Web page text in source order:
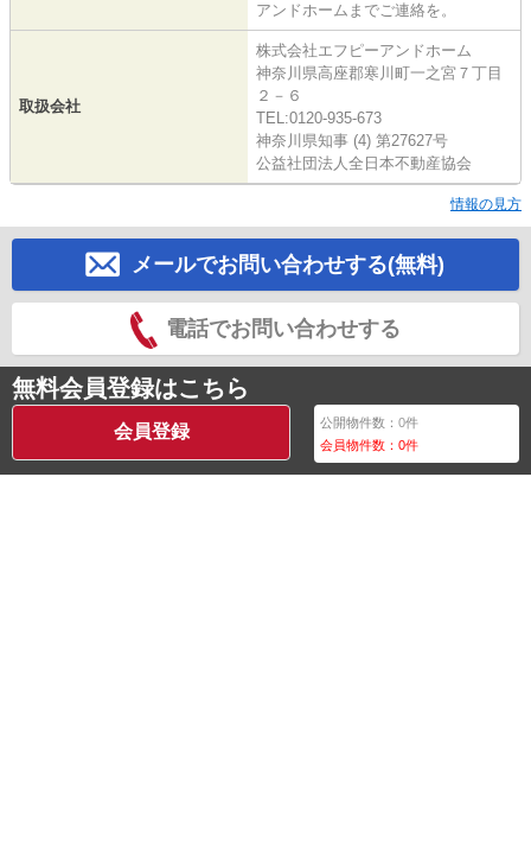
アンドホームまでご連絡を。
取扱会社
株式会社エフピーアンドホーム
神奈川県高座郡寒川町一之宮７丁目
２－６
TEL:0120-935-673
神奈川県知事 (4) 第27627号
公益社団法人全日本不動産協会
情報の見方
メールでお問い合わせする(無料)
電話でお問い合わせする
無料会員登録はこちら
会員登録 公開物件数：0件
会員物件数：0件